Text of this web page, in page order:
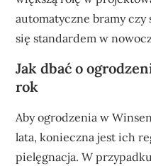
automatyczne bramy
się standardem w
Jak dbać o
rok
Aby ogrodzenia w
lata, konieczna jest ich
pielęgnacja. W